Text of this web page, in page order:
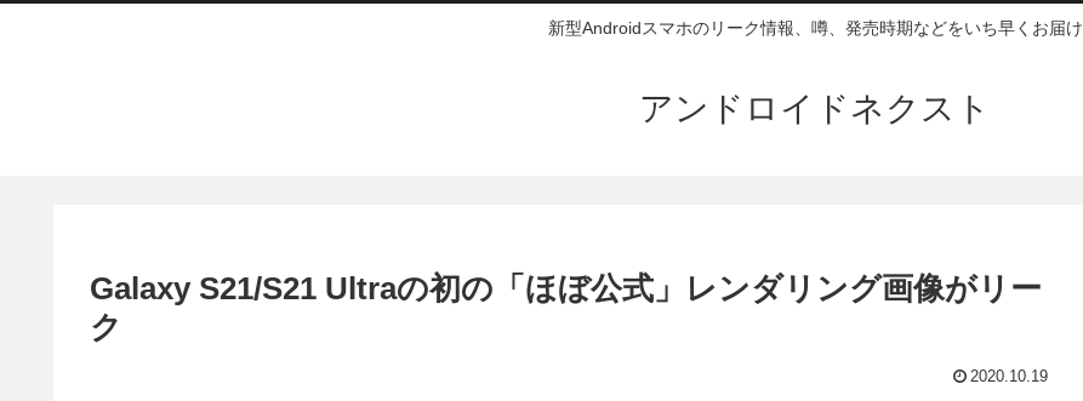
新型Androidスマホのリーク情報、噂、発売時期などをいち早くお届け
アンドロイドネクスト
Galaxy S21/S21 Ultraの初の「ほぼ公式」レンダリング画像がリー
ク
2020.10.19